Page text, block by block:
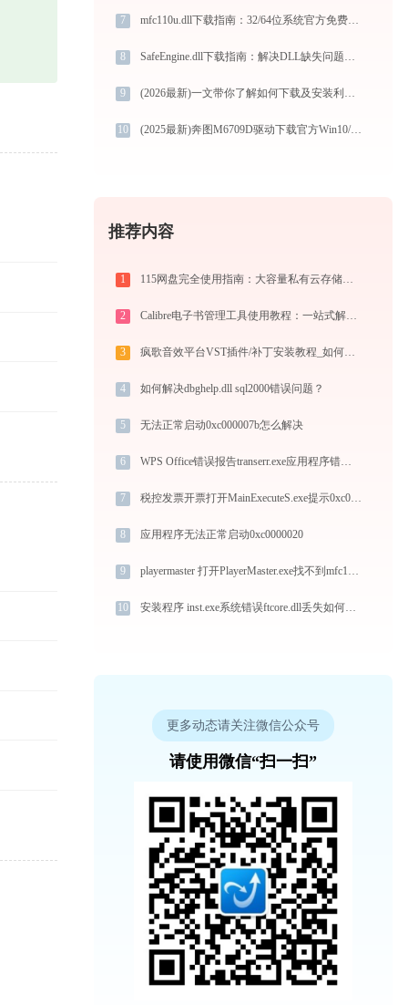
7 mfc110u.dll下载指南：32/64位系统官方免费下载与修复方法
8 SafeEngine.dll下载指南：解决DLL缺失问题的完整方案
9 (2026最新)一文带你了解如何下载及安装利盟CX725de打印机驱动
10 (2025最新)奔图M6709D驱动下载官方Win10/Win11
推荐内容
1 115网盘完全使用指南：大容量私有云存储的注册、管理与分享全攻略（2026最新）
2 Calibre电子书管理工具使用教程：一站式解决电子书格式转换、元数据管理与设备同步
3 疯歌音效平台VST插件/补丁安装教程_如何加载插件效果包
4 如何解决dbghelp.dll sql2000错误问题？
5 无法正常启动0xc000007b怎么解决
6 WPS Office错误报告transerr.exe应用程序错误0xc000000d解决方法
7 税控发票开票打开MainExecuteS.exe提示0xc000000d错误码怎么办
8 应用程序无法正常启动0xc0000020
9 playermaster 打开PlayerMaster.exe找不到mfc120u.dll怎么办
10 安装程序 inst.exe系统错误ftcore.dll丢失如何解决
更多动态请关注微信公众号
请使用微信“扫一扫”